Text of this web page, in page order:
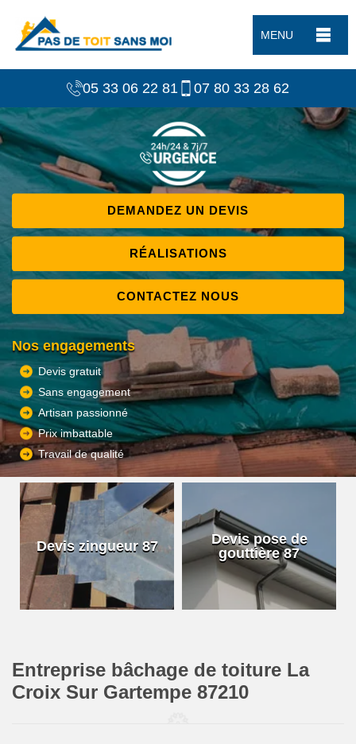
MENU
05 33 06 22 81 07 80 33 28 62
DEMANDEZ UN DEVIS
RÉALISATIONS
CONTACTEZ NOUS
Nos engagements
Devis gratuit
Sans engagement
Artisan passionné
Prix imbattable
Travail de qualité
Devis zingueur 87
Devis pose de
gouttière 87
Entreprise bâchage de toiture La
Croix Sur Gartempe 87210